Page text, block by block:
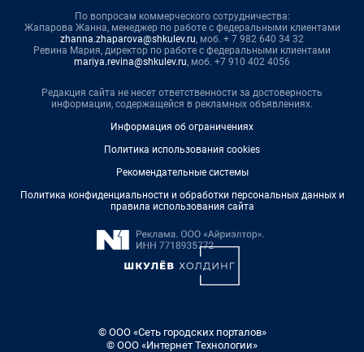
По вопросам коммерческого сотрудничества:
Жапарова Жанна, менеджер по работе с федеральными клиентами
zhanna.zhaparova@shkulev.ru, моб. + 7 982 640 34 32
Ревина Мария, директор по работе с федеральными клиентами
mariya.revina@shkulev.ru, моб. +7 910 402 4056
Редакция сайта не несет ответственности за достоверность
информации, содержащейся в рекламных объявлениях.
Информация об ограничениях
Политика использования cookies
Рекомендательные системы
Политика конфиденциальности и обработки персональных данных и
правила использования сайта
© ООО «Сеть городских порталов»
© ООО «Интернет Технологии»